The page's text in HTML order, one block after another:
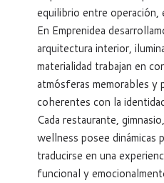
equilibrio entre operación,
En Emprenidea
arquitectura interior,
materialidad trabajan en
atmósferas memorables y
coherentes con la
Cada restaurante,
wellness posee dinámicas
traducirse en una
funcional y